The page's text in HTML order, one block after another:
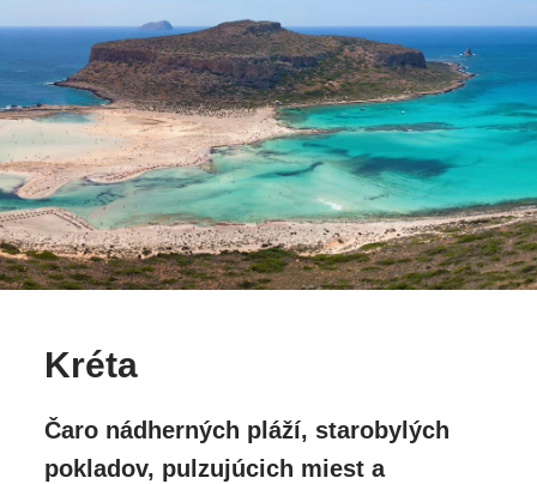
Kréta
Čaro nádherných pláží, starobylých
pokladov, pulzujúcich miest a